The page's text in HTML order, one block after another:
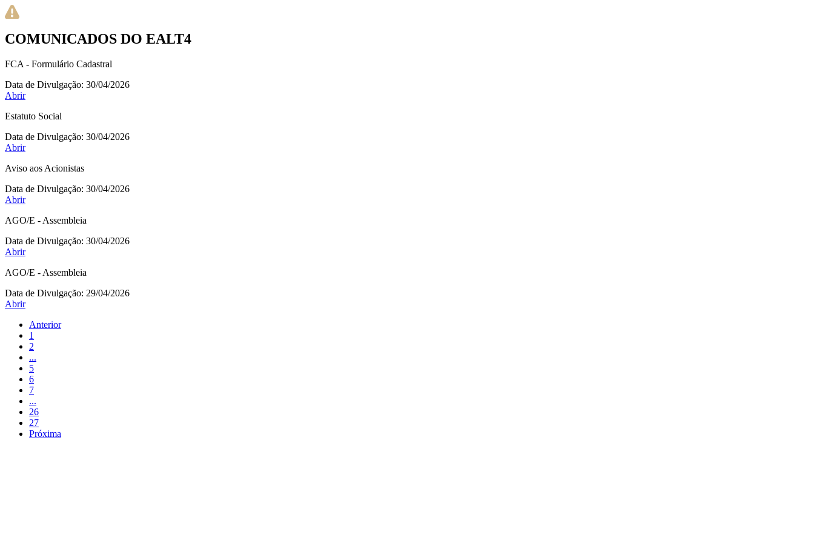
COMUNICADOS DO EALT4
FCA - Formulário Cadastral
Data de Divulgação: 30/04/2026
Abrir
Estatuto Social
Data de Divulgação: 30/04/2026
Abrir
Aviso aos Acionistas
Data de Divulgação: 30/04/2026
Abrir
AGO/E - Assembleia
Data de Divulgação: 30/04/2026
Abrir
AGO/E - Assembleia
Data de Divulgação: 29/04/2026
Abrir
Anterior
1
2
...
5
6
7
...
26
27
Próxima